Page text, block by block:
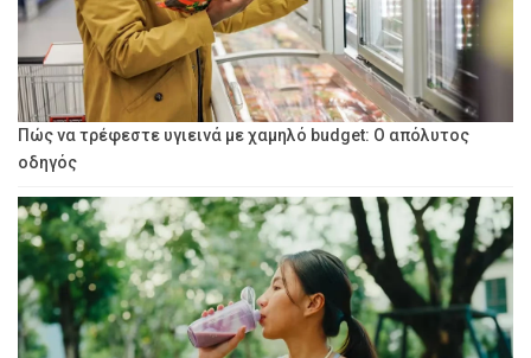
Πώς να τρέφεστε υγιεινά με χαμηλό budget: Ο απόλυτος
οδηγός